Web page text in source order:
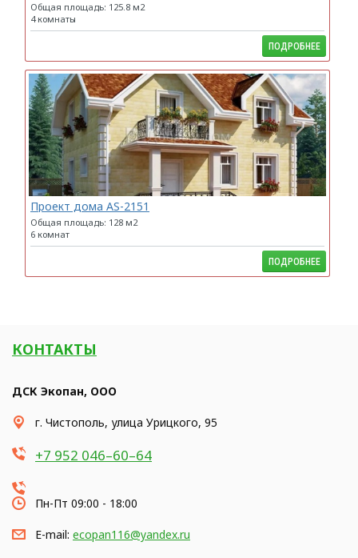
Общая площадь: 125.8 м2
4 комнаты
ПОДРОБНЕЕ
Проект дома AS-2151
Общая площадь: 128 м2
6 комнат
ПОДРОБНЕЕ
КОНТАКТЫ
ДСК Экопан, ООО
​г. Чистополь, улица Урицкого, 95
+7 952 046–60–64
Пн-Пт 09:00 - 18:00
E-mail: ecopan116@yandex.ru